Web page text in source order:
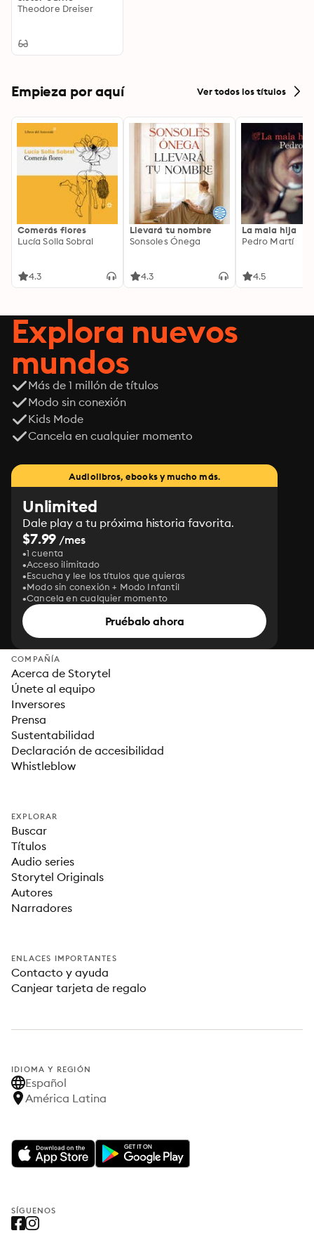
Theodore Dreiser
Empieza por aquí Ver todos los títulos
Comerás flores
Lucía Solla Sobral
4.3
Llevará tu nombre
Sonsoles Ónega
4.3
La mala hija
Pedro Martí
4.5
Explora nuevos
mundos
Más de 1 millón de títulos
Modo sin conexión
Kids Mode
Cancela en cualquier momento
Audiolibros, ebooks y mucho más.
Unlimited
Dale play a tu próxima historia favorita.
$7.99 /mes
1 cuenta
Acceso ilimitado
Escucha y lee los títulos que quieras
Modo sin conexión + Modo Infantil
Cancela en cualquier momento
Pruébalo ahora
COMPAÑÍA
Acerca de Storytel
Únete al equipo
Inversores
Prensa
Sustentabilidad
Declaración de accesibilidad
Whistleblow
EXPLORAR
Buscar
Títulos
Audio series
Storytel Originals
Autores
Narradores
ENLACES IMPORTANTES
Contacto y ayuda
Canjear tarjeta de regalo
IDIOMA Y REGIÓN
Español
América Latina
SÍGUENOS